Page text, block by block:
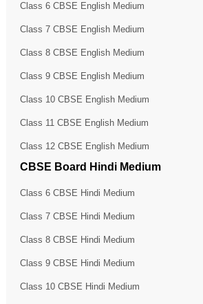
Class 6 CBSE English Medium
Class 7 CBSE English Medium
Class 8 CBSE English Medium
Class 9 CBSE English Medium
Class 10 CBSE English Medium
Class 11 CBSE English Medium
Class 12 CBSE English Medium
CBSE Board Hindi Medium
Class 6 CBSE Hindi Medium
Class 7 CBSE Hindi Medium
Class 8 CBSE Hindi Medium
Class 9 CBSE Hindi Medium
Class 10 CBSE Hindi Medium